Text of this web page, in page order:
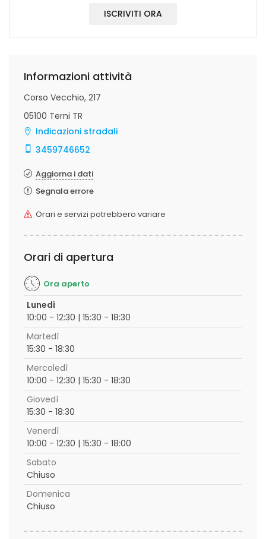
ISCRIVITI ORA
Informazioni attività
Corso Vecchio, 217
05100 Terni TR
Indicazioni stradali
3459746652
Aggiorna i dati
Segnala errore
Orari e servizi potrebbero variare
Orari di apertura
Ora aperto
Lunedì
10:00 - 12:30 | 15:30 - 18:30
Martedì
15:30 - 18:30
Mercoledì
10:00 - 12:30 | 15:30 - 18:30
Giovedì
15:30 - 18:30
Venerdì
10:00 - 12:30 | 15:30 - 18:00
Sabato
Chiuso
Domenica
Chiuso